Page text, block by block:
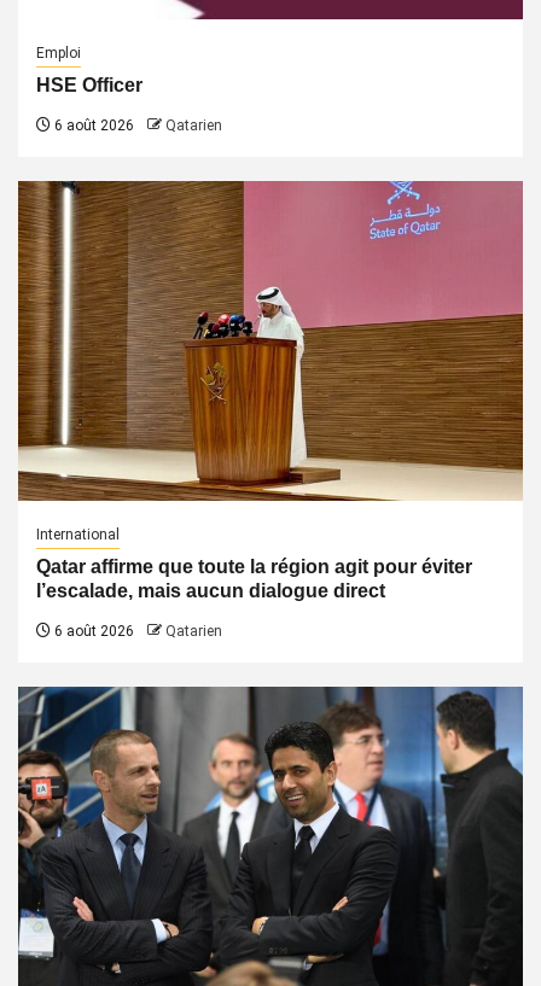
Emploi
HSE Officer
6 août 2026 Qatarien
International
Qatar affirme que toute la région agit pour éviter
l’escalade, mais aucun dialogue direct
6 août 2026 Qatarien